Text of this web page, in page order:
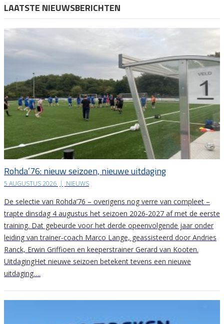
LAATSTE NIEUWSBERICHTEN
Rohda’76: nieuw seizoen, nieuwe uitdaging
5 AUGUSTUS 2026 | NIEUWS
De selectie van Rohda’76 – overigens nog verre van compleet –
trapte dinsdag 4 augustus het seizoen 2026-2027 af met de eerste
training. Dat gebeurde voor het derde opeenvolgende jaar onder
leiding van trainer-coach Marco Lange, geassisteerd door Andries
Ranck, Erwin Griffioen en keeperstrainer Gerard van Kooten.
UitdagingHet nieuwe seizoen betekent tevens een nieuwe
uitdaging….